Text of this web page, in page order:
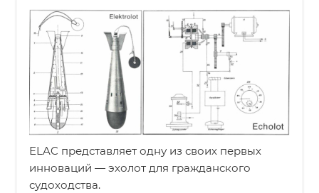
ELAC представляет одну из своих первых
инноваций — эхолот для гражданского
судоходства.